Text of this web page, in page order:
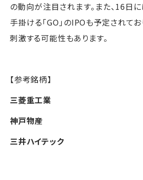
の動向が注目されます。また、16日
手掛ける「GO」のIPOも予定されて
刺激する可能性もあります。
【参考銘柄】
三菱重工業
神戸物産
三井ハイテック